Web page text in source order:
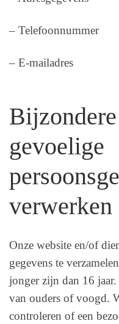
– Telefoonnummer
– E-mailadres
gevoelige
verwerken
Onze website en/of
gegevens te
jonger zijn dan 16
van ouders of voogd.
controleren of een